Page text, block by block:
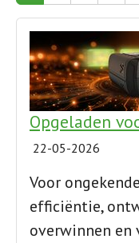
Opgeladen
22-05-2026
Voor
efficiëntie,
overwinnen en